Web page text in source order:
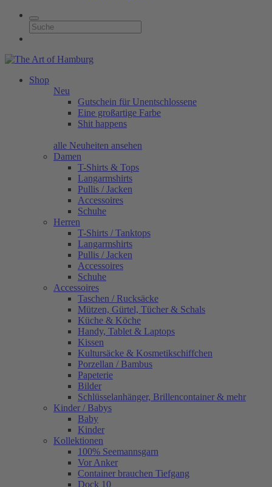
Shop
Neu
Gutschein für Unentschlossene
Eine großartige Farbe
Shit happens
alle Neuheiten ansehen
Damen
T-Shirts & Tops
Langarmshirts
Pullis / Jacken
Accessoires
Schuhe
Herren
T-Shirts / Tanktops
Langarmshirts
Pullis / Jacken
Accessoires
Schuhe
Accessoires
Taschen / Rucksäcke
Mützen, Gürtel, Tücher & Schals
Küche & Köche
Handy, Tablet & Laptops
Kissen
Kultursäcke & Kosmetikschiffchen
Porzellan / Bambus
Papeterie
Bilder
Schlüsselanhänger, Brillencontainer & mehr
Kinder / Babys
Baby
Kinder
Kollektionen
100% Seemannsgarn
Vor Anker
Container brauchen Tiefgang
Dock 10